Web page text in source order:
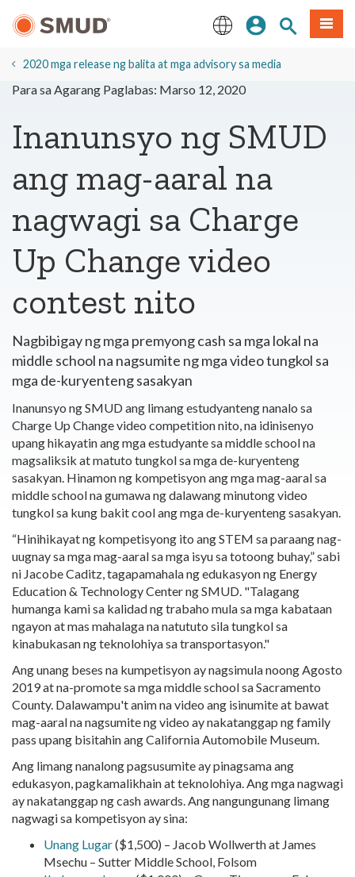
Nilalaman
Mag-sign InMenu
2020 mga release ng balita at mga advisory sa media
Para sa Agarang Paglabas: Marso 12, 2020
Inanunsyo ng SMUD
ang mag-aaral na
nagwagi sa Charge
Up Change video
contest nito
Nagbibigay ng mga premyong cash sa mga lokal na
middle school na nagsumite ng mga video tungkol sa
mga de-kuryenteng sasakyan
Inanunsyo ng SMUD ang limang estudyanteng nanalo sa
Charge Up Change video competition nito, na idinisenyo
upang hikayatin ang mga estudyante sa middle school na
magsaliksik at matuto tungkol sa mga de-kuryenteng
sasakyan. Hinamon ng kompetisyon ang mga mag-aaral sa
middle school na gumawa ng dalawang minutong video
tungkol sa kung bakit cool ang mga de-kuryenteng sasakyan.
“Hinihikayat ng kompetisyong ito ang STEM sa paraang nag-
uugnay sa mga mag-aaral sa mga isyu sa totoong buhay,” sabi
ni Jacobe Caditz, tagapamahala ng edukasyon ng Energy
Education & Technology Center ng SMUD. "Talagang
humanga kami sa kalidad ng trabaho mula sa mga kabataan
ngayon at mas mahalaga na natututo sila tungkol sa
kinabukasan ng teknolohiya sa transportasyon."
Ang unang beses na kumpetisyon ay nagsimula noong Agosto
2019 at na-promote sa mga middle school sa Sacramento
County. Dalawampu't anim na video ang isinumite at bawat
mag-aaral na nagsumite ng video ay nakatanggap ng family
pass upang bisitahin ang California Automobile Museum.
Ang limang nanalong pagsusumite ay pinagsama ang
edukasyon, pagkamalikhain at teknolohiya. Ang mga nagwagi
ay nakatanggap ng cash awards. Ang nangungunang limang
nagwagi sa kompetisyon ay sina:
Unang Lugar($1,500) – Jacob Wollwerth at James
Msechu – Sutter Middle School, Folsom